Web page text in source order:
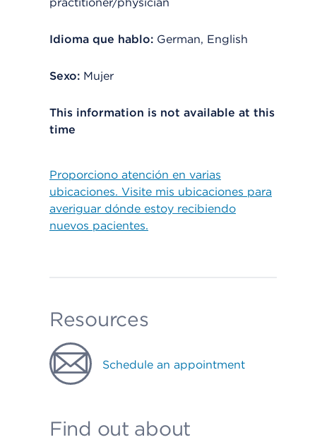
Idioma que hablo: German, English
Sexo: Mujer
This information is not available at this
time
Proporciono atención en varias
ubicaciones. Visite mis ubicaciones para
averiguar dónde estoy recibiendo
nuevos pacientes.
Resources
Schedule an appointment
Find out about